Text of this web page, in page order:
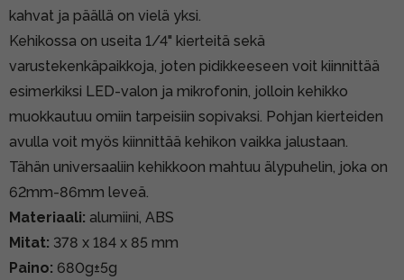
kahvat ja päällä on vielä yksi.
Kehikossa on useita 1/4" kierteitä sekä
varustekenkäpaikkoja, joten pidikkeeseen voit kiinnittää
esimerkiksi LED-valon ja mikrofonin, jolloin kehikko
muokkautuu omiin tarpeisiin sopivaksi. Pohjan kierteiden
avulla voit myös kiinnittää kehikon vaikka jalustaan.
Tähän universaaliin kehikkoon mahtuu älypuhelin, joka on
62mm-86mm leveä.
Materiaali: alumiini, ABS
Mitat: 378 x 184 x 85 mm
Paino: 680g±5g